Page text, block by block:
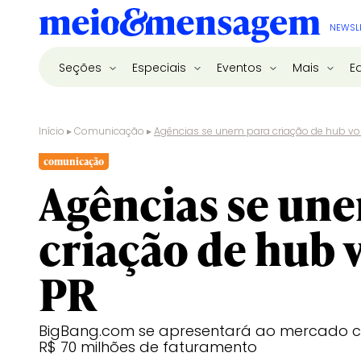
Seções Especiais Eventos Mais
Início ▸Comunicação ▸Agências se unem para criação de hub
comunicação
Agências se
criação de hub
PR
BigBang.com se apresentará ao mercado
R$ 70 milhões de faturamento